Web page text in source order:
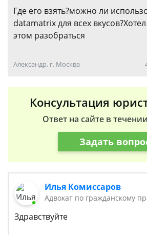
Где его взять?можно ли
datamatrix для всех
этом разобраться
Александр, г. Москва
Консультация
Ответ на сайте в
Задать
Илья Комиссаров
Адвокат по гражданскому
Здравствуйте